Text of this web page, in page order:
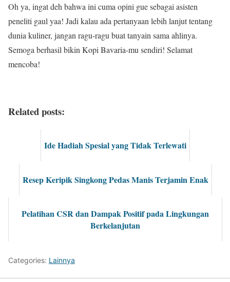
Oh ya, ingat deh bahwa ini cuma opini gue sebagai asisten
peneliti gaul yaa! Jadi kalau ada pertanyaan lebih lanjut tentang
dunia kuliner, jangan ragu-ragu buat tanyain sama ahlinya.
Semoga berhasil bikin Kopi Bavaria-mu sendiri! Selamat
mencoba!
Related posts:
Ide Hadiah Spesial yang Tidak Terlewati
Resep Keripik Singkong Pedas Manis Terjamin Enak
Pelatihan CSR dan Dampak Positif pada Lingkungan
Berkelanjutan
Categories: Lainnya